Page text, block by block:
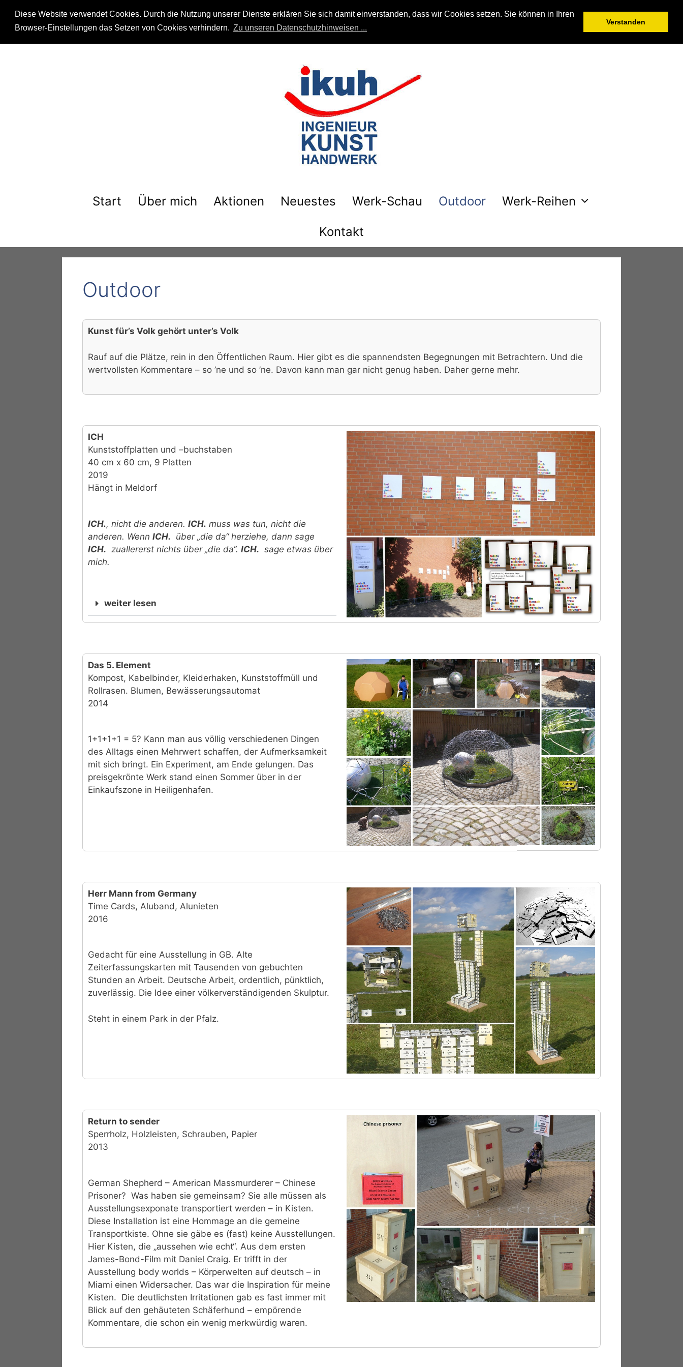
Diese Website verwendet Cookies. Durch die Nutzung unserer Dienste erklären Sie sich damit einverstanden, dass wir Cookies setzen. Sie können in Ihren
Browser-Einstellungen das Setzen von Cookies verhindern. Zu unseren Datenschutzhinweisen ...
Verstanden
Start Über mich Aktionen Neuestes Werk-Schau Outdoor Werk-Reihen
Kontakt
Outdoor
Kunst für’s Volk gehört unter’s Volk
Rauf auf die Plätze, rein in den Öffentlichen Raum. Hier gibt es die spannendsten Begegnungen mit Betrachtern. Und die
wertvollsten Kommentare – so ’ne und so ’ne. Davon kann man gar nicht genug haben. Daher gerne mehr.
ICH
Kunststoffplatten und –buchstaben
40 cm x 60 cm, 9 Platten
2019
Hängt in Meldorf
ICH., nicht die anderen. ICH. muss was tun, nicht die
anderen. Wenn ICH. über „die da“ herziehe, dann sage
ICH. zuallererst nichts über „die da“. ICH. sage etwas über
mich.
weiter lesen
Das 5. Element
Kompost, Kabelbinder, Kleiderhaken, Kunststoffmüll und
Rollrasen. Blumen, Bewässerungsautomat
2014
1+1+1+1 = 5? Kann man aus völlig verschiedenen Dingen
des Alltags einen Mehrwert schaffen, der Aufmerksamkeit
mit sich bringt. Ein Experiment, am Ende gelungen. Das
preisgekrönte Werk stand einen Sommer über in der
Einkaufszone in Heiligenhafen.
Herr Mann from Germany
Time Cards, Aluband, Alunieten
2016
Gedacht für eine Ausstellung in GB. Alte
Zeiterfassungskarten mit Tausenden von gebuchten
Stunden an Arbeit. Deutsche Arbeit, ordentlich, pünktlich,
zuverlässig. Die Idee einer völkerverständigenden Skulptur.
Steht in einem Park in der Pfalz.
Return to sender
Sperrholz, Holzleisten, Schrauben, Papier
2013
German Shepherd – American Massmurderer – Chinese
Prisoner? Was haben sie gemeinsam? Sie alle müssen als
Ausstellungsexponate transportiert werden – in Kisten.
Diese Installation ist eine Hommage an die gemeine
Transportkiste. Ohne sie gäbe es (fast) keine Ausstellungen.
Hier Kisten, die „aussehen wie echt“. Aus dem ersten
James-Bond-Film mit Daniel Craig. Er trifft in der
Ausstellung body worlds – Körperwelten auf deutsch – in
Miami einen Widersacher. Das war die Inspiration für meine
Kisten. Die deutlichsten Irritationen gab es fast immer mit
Blick auf den gehäuteten Schäferhund – empörende
Kommentare, die schon ein wenig merkwürdig waren.